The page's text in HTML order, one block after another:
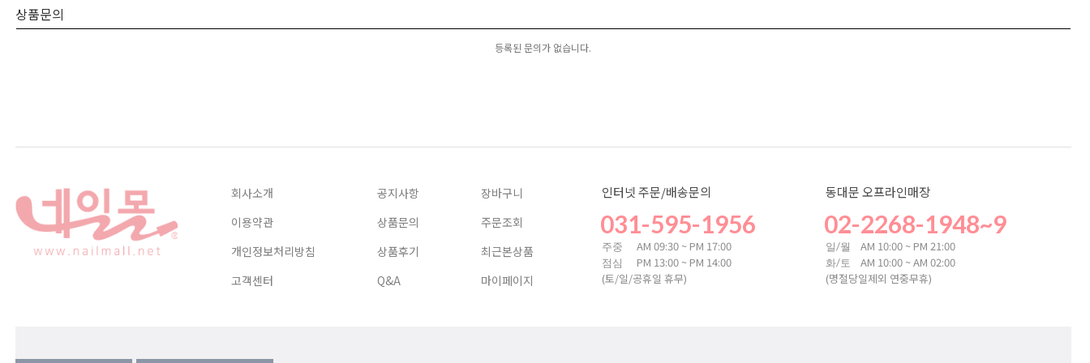
상품문의
등록된 문의가 없습니다.
회사소개
이용약관
개인정보처리방침
고객센터
공지사항
상품문의
상품후기
Q&A
장바구니
주문조회
최근본상품
마이페이지
인터넷 주문/배송문의
031-595-1956
주중 AM 09:30 ~ PM 17:00
점심
PM 13:00 ~ PM 14:00
(토/일/공휴일 휴무)
동대문 오프라인매장
02-2268-1948~9
일/월 AM 10:00 ~ PM 21:00
화/토
AM 10:00 ~ AM 02:00
(명절당일제외 연중무휴)